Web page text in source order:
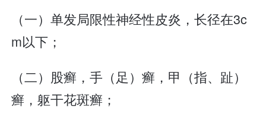
（一）单发局限性神经性皮炎，长径在3c
m以下；
（二）股癣，手（足）癣，甲（指、趾）
癣，躯干花斑癣；